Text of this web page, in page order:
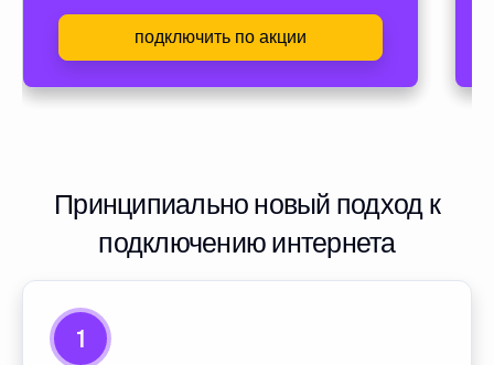
подключить по акции
Принципиально новый подход к
подключению интернета
1